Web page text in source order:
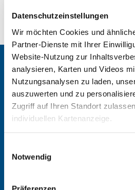
Datenschutzeinstellungen
Wir möchten Cookies und
Partner-Dienste mit Ihrer
Website-Nutzung zur
analysieren, Karten und Videos
Nutzungsanalysen zu laden,
auszuwerten und zu
Zugriff auf Ihren Standort
individuellen Kartenanzeige.
unsere Partner Daten wie Ihre IP-
verarbeiten diese zusammen mit
Websites. Die Partner erkennen
Notwendig
Zentrale IB-Websites:
Die Internationale Arbeit des IB
IB-Personalentwicklung
IB-Schulen
IB-Kindertageseinrichtungen
IB-Online-Akademie